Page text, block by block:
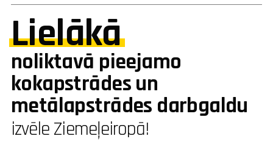
Lielākā
noliktavā pieejamo
kokapstrādes un
metālapstrādes darbgaldu
izvēle Ziemeļeiropā!